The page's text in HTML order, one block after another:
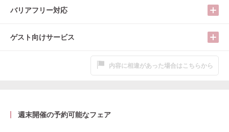
バリアフリー対応
ゲスト向けサービス
内容に相違があった場合はこちらから
週末開催の予約可能なフェア